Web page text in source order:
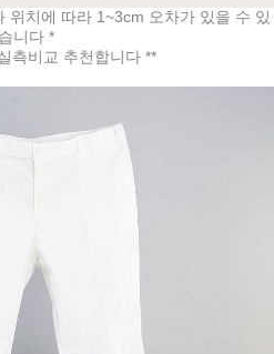
위치에 따라 1~3cm 오차가 있을 수 있
습니다 *
측비교 추천합니다 **